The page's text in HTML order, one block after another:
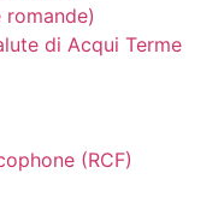
romande)
di Acqui Terme
(RCF)